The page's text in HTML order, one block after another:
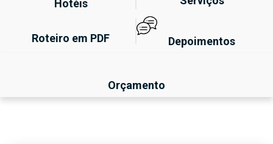
Hotéis
Roteiro em PDF Depoimentos
Orçamento